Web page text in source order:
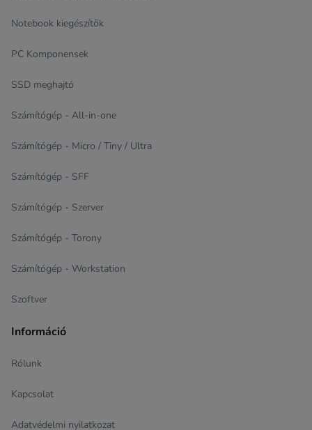
Notebook kiegészítők
PC Komponensek
SSD meghajtó
Számítógép - All-in-one
Számítógép - Micro / Tiny / Ultra
Számítógép - SFF
Számítógép - Szerver
Számítógép - Torony
Számítógép - Workstation
Szoftver
Információ
Rólunk
Kapcsolat
Adatvédelmi nyilatkozat